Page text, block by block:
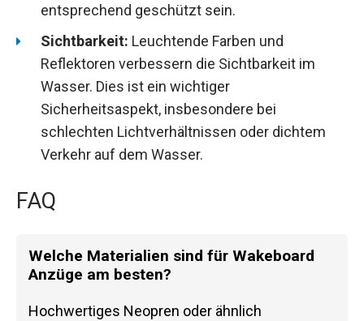
entsprechend geschützt sein.
Sichtbarkeit: Leuchtende Farben und
Reflektoren verbessern die Sichtbarkeit im
Wasser. Dies ist ein wichtiger
Sicherheitsaspekt, insbesondere bei
schlechten Lichtverhältnissen oder dichtem
Verkehr auf dem Wasser.
FAQ
Welche Materialien sind für Wakeboard
Anzüge am besten?
Hochwertiges Neopren oder ähnlich